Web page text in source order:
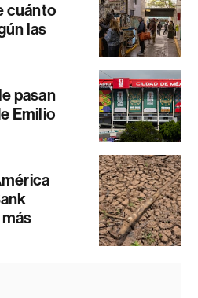
cuánto
las
pasan
Emilio